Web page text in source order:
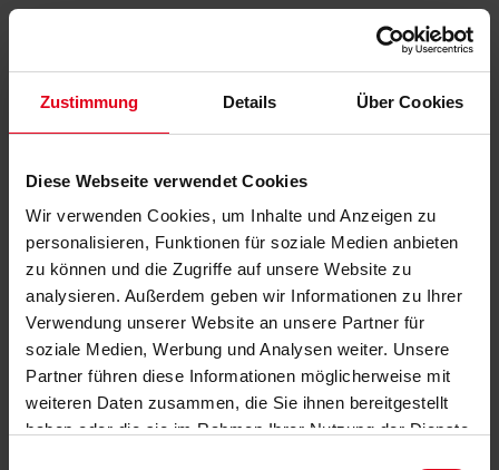
Zustimmung Details Über Cookies
Diese Webseite verwendet Cookies
Wir verwenden Cookies, um Inhalte und Anzeigen zu
personalisieren, Funktionen für soziale Medien anbieten
zu können und die Zugriffe auf unsere Website zu
analysieren. Außerdem geben wir Informationen zu Ihrer
Verwendung unserer Website an unsere Partner für
soziale Medien, Werbung und Analysen weiter. Unsere
Partner führen diese Informationen möglicherweise mit
weiteren Daten zusammen, die Sie ihnen bereitgestellt
haben oder die sie im Rahmen Ihrer Nutzung der Dienste